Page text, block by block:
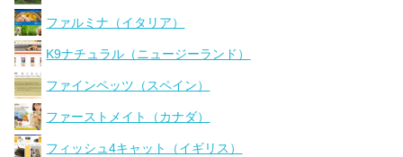
ファルミナ（イタリア）
K9ナチュラル（ニュージーランド）
ファインペッツ（スペイン）
ファーストメイト（カナダ）
フィッシュ4キャット（イギリス）